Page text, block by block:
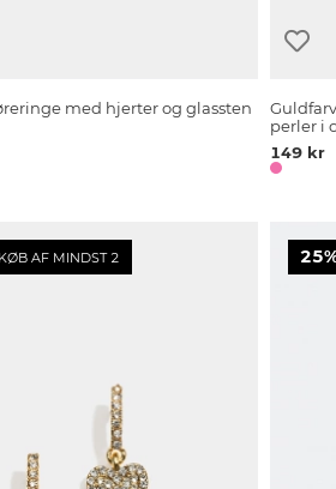
med hjerter og glassten
perler i
149 kr
AF MINDST 2